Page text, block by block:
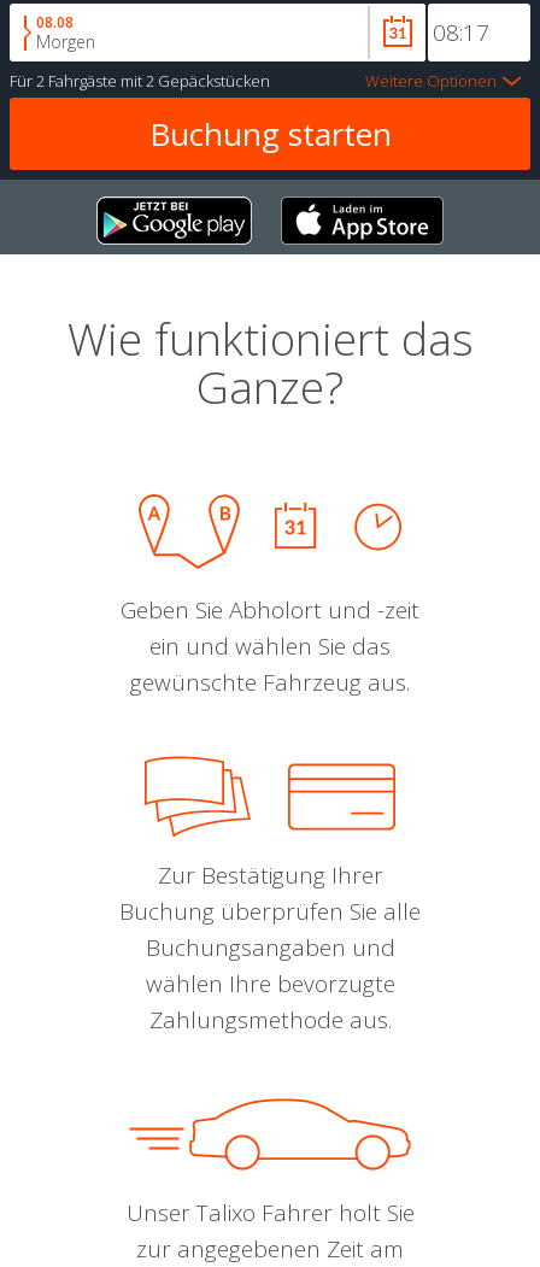
08.08
Morgen
Für2 Fahrgäste mit2 Gepäckstücken Weitere Optionen
Wie funktioniert das
Ganze?
Geben Sie Abholort und -zeit
ein und wählen Sie das
gewünschte Fahrzeug aus.
Zur Bestätigung Ihrer
Buchung überprüfen Sie alle
Buchungsangaben und
wählen Ihre bevorzugte
Zahlungsmethode aus.
Unser Talixo Fahrer holt Sie
zur angegebenen Zeit am